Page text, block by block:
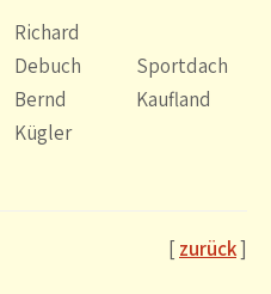
Richard
Debuch
Bernd
Kügler
Sportdach
Kaufland
[ zurück]